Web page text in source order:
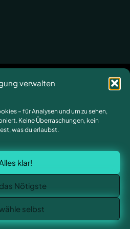
verwalten
– für Analysen und um zu sehen,
Keine Überraschungen, kein
was du erlaubst.
Alles klar!
Nötigste
selbst